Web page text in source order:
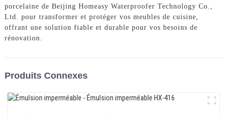
porcelaine de Beijing Homeasy Waterproofer Technology Co.,
Ltd. pour transformer et protéger vos meubles de cuisine,
offrant une solution fiable et durable pour vos besoins de
rénovation.
Produits Connexes